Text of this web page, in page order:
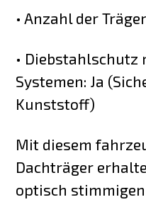
• Anzahl der
•
Systemen: Ja
Kunststoff)
Mit diesem
Dachträger
optisch